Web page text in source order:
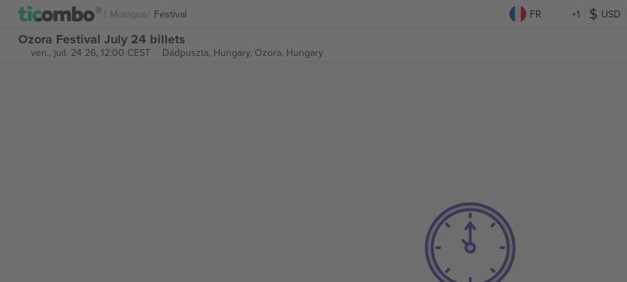
Musique Festival FR +1 USD
Ozora Festival July 24 billets
ven., juil. 24 26, 12:00 CEST Dádpuszta, Hungary, Ozora, Hungary